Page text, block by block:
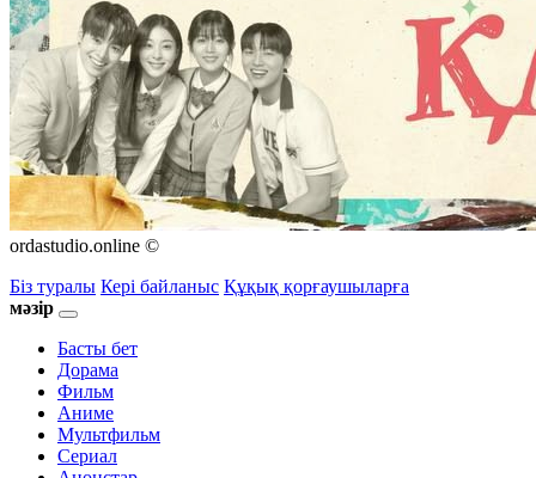
ordastudio.online ©
Біз туралы Кері байланыс Құқық қорғаушыларға
мәзір
Басты бет
Дорама
Фильм
Аниме
Мультфильм
Сериал